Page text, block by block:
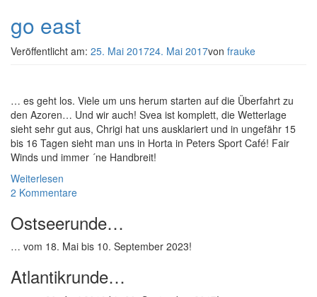
go east
Veröffentlicht am: 25. Mai 201724. Mai 2017von frauke
… es geht los. Viele um uns herum starten auf die Überfahrt zu
den Azoren… Und wir auch! Svea ist komplett, die Wetterlage
sieht sehr gut aus, Chrigi hat uns ausklariert und in ungefähr 15
bis 16 Tagen sieht man uns in Horta in Peters Sport Café! Fair
Winds und immer ´ne Handbreit!
Weiterlesen
2 Kommentare
Ostseerunde…
… vom 18. Mai bis 10. September 2023!
Atlantikrunde…